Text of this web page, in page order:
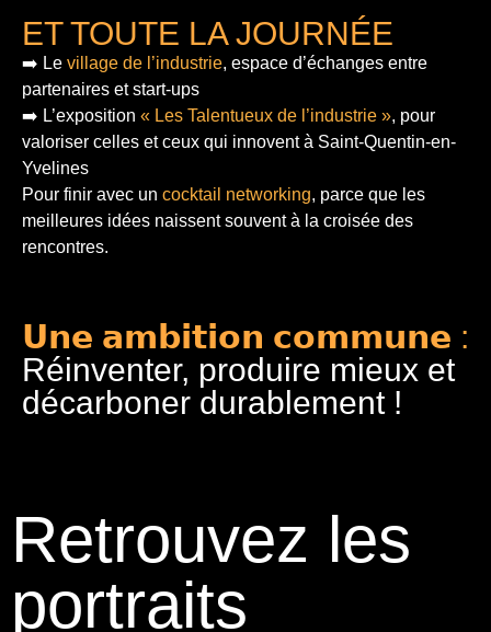
ET TOUTE LA JOURNÉE
➡️ Le village de l’industrie, espace d’échanges entre
partenaires et start-ups
➡️ L’exposition « Les Talentueux de l’industrie », pour
valoriser celles et ceux qui innovent à Saint-Quentin-en-
Yvelines
Pour finir avec un cocktail networking, parce que les
meilleures idées naissent souvent à la croisée des
rencontres.
𝗨𝗻𝗲 𝗮𝗺𝗯𝗶𝘁𝗶𝗼𝗻 𝗰𝗼𝗺𝗺𝘂𝗻𝗲 :
Réinventer, produire mieux et
décarboner durablement !
Retrouvez les
portraits